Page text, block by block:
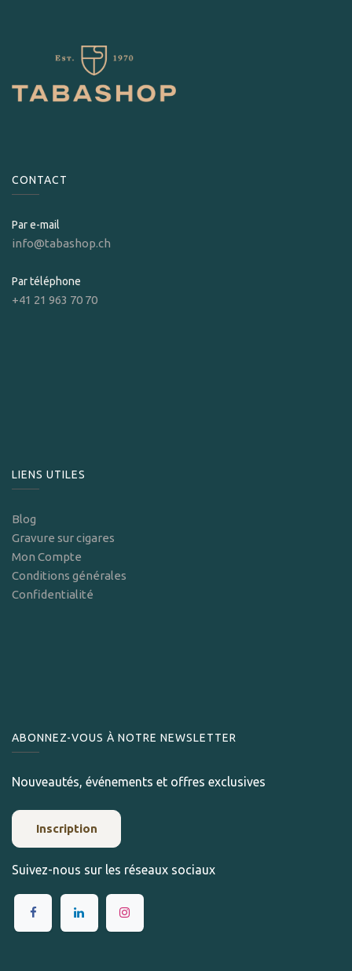
CONTACT
Par e-mail
info@tabashop.ch
Par téléphone
+41 21 963 70 70
LIENS UTILES
Blog
Gravure sur cigares
Mon Compte
Conditions générales
Confidentialité
ABONNEZ-VOUS À NOTRE NEWSLETTER
Nouveautés, événements et offres exclusives
Inscription
Suivez-nous sur les réseaux sociaux